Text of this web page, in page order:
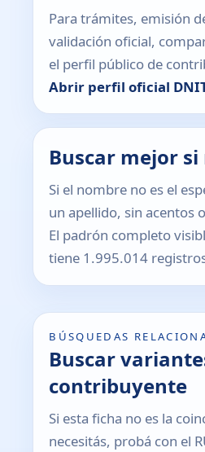
Para trámites, emisión
validación oficial,
el perfil público de
Abrir perfil oficial
Buscar mejor
Si el nombre no es el
un apellido, sin acentos
El padrón completo
tiene 1.995.014
BÚSQUEDAS
Buscar
contribuyente
Si esta ficha no es la
necesitás, probá con el